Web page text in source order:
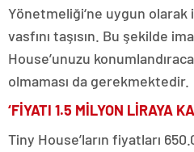
Yönetmeliği‘ne uygun
vasfını taşısın. Bu şekilde
House’unuzu
olmaması da gerekmektedir.
‘FİYATI 1.5 MİLYON LİRAYA
Tiny House’ların fiyatları